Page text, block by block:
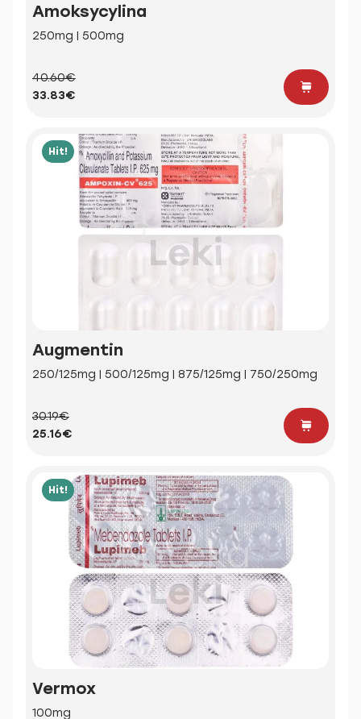
Amoksycylina
250mg | 500mg
40.60€
33.83€
Hit!
Augmentin
250/125mg | 500/125mg | 875/125mg | 750/250mg
30.19€
25.16€
Hit!
Vermox
100mg